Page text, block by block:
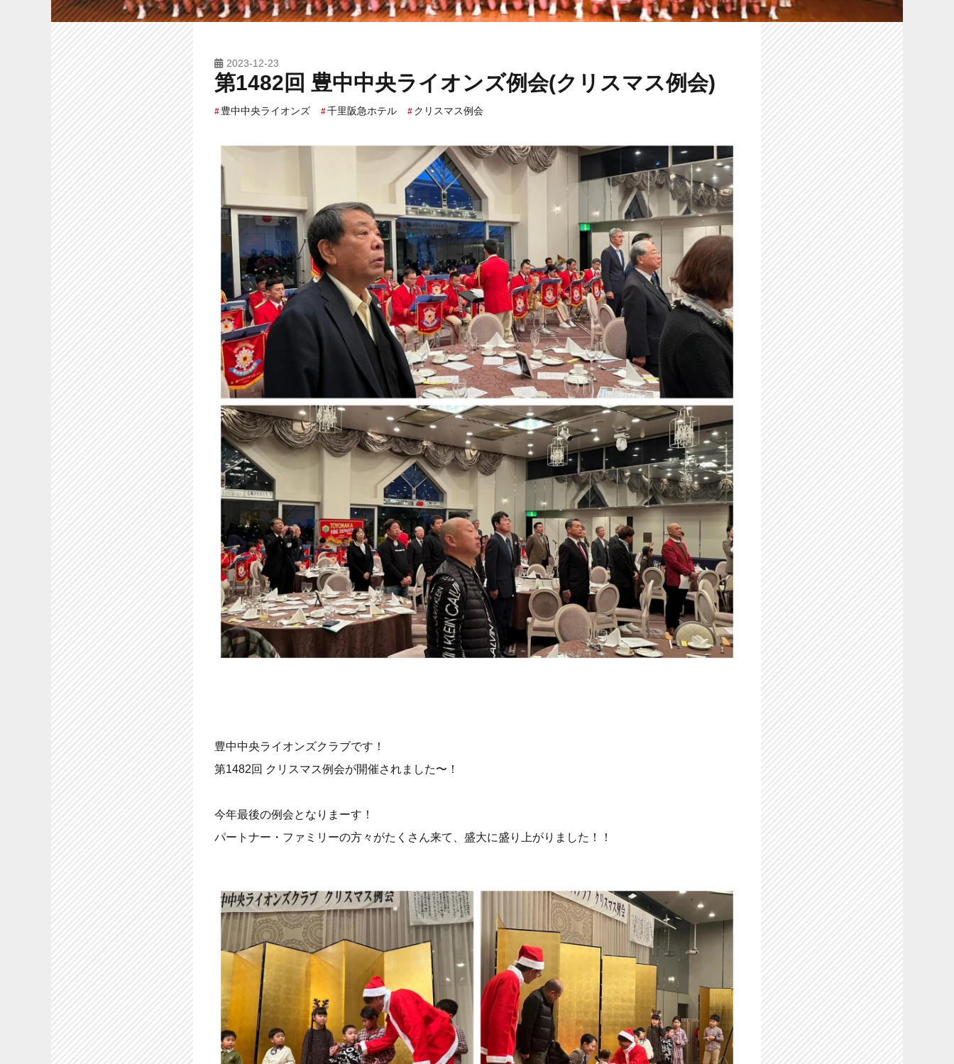
2023-12-23
第1482回 豊中中央ライオンズ例会(クリスマス例会)
豊中中央ライオンズ 千里阪急ホテル クリスマス例会
豊中中央ライオンズクラブです！
第1482回 クリスマス例会が開催されました〜！
今年最後の例会となりまーす！
パートナー・ファミリーの方々がたくさん来て、盛大に盛り上がりました！！